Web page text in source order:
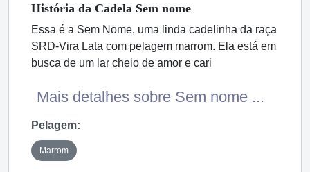
História da Cadela Sem nome
Essa é a Sem Nome, uma linda cadelinha da raça
SRD-Vira Lata com pelagem marrom. Ela está em
busca de um lar cheio de amor e cari
Mais detalhes sobre Sem nome ...
Pelagem:
Marrom